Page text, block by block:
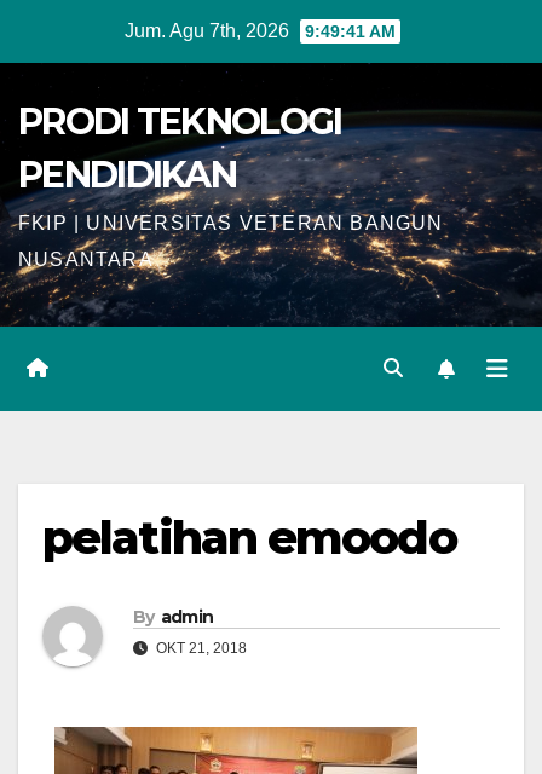
Jum. Agu 7th, 2026 9:49:42 AM
PRODI TEKNOLOGI
PENDIDIKAN
FKIP | UNIVERSITAS VETERAN BANGUN
NUSANTARA
pelatihan emoodo
By admin
OKT 21, 2018